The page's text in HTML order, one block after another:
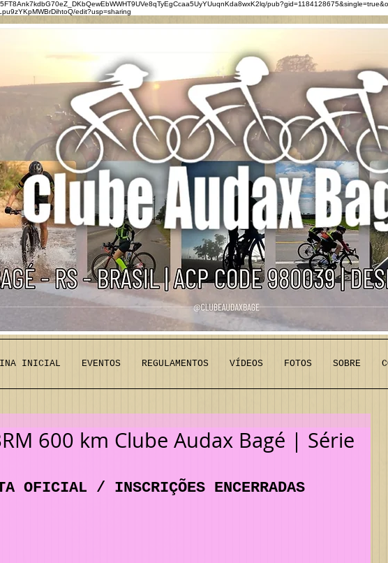
edit?usp=sharing
INICIAL EVENTOS REGULAMENTOS VÍDEOS FOTOS SOBRE
600 km Clube Audax Bagé | Série
OFICIAL / INSCRIÇÕES ENCERRADAS